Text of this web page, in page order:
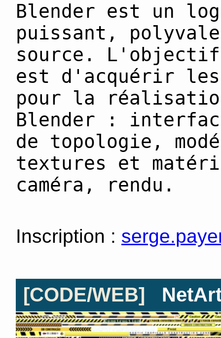
Blender est un
puissant,
source.
est d'acquérir les
pour la
Blender :
de topologie,
textures et
caméra, rendu.
Inscription :
[CODE/WEB]